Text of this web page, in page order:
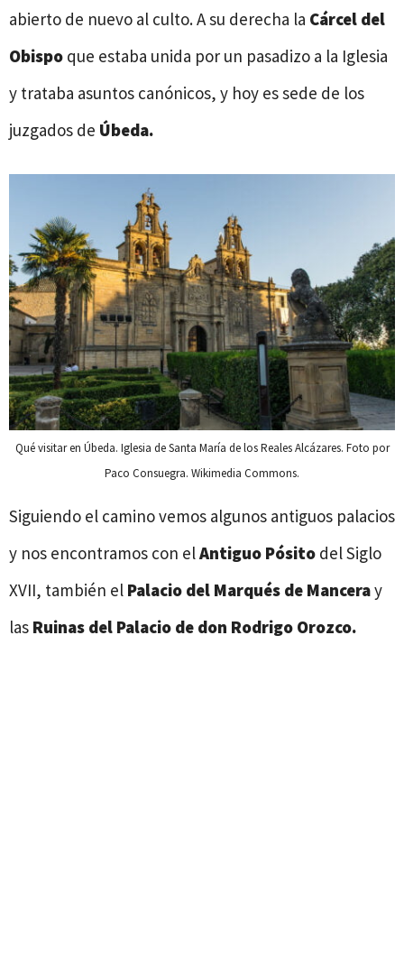
abierto de nuevo al culto. A su derecha la Cárcel del
Obispo que estaba unida por un pasadizo a la Iglesia
y trataba asuntos canónicos, y hoy es sede de los
juzgados de Úbeda.
Qué visitar en Úbeda. Iglesia de Santa María de los Reales Alcázares. Foto por
Paco Consuegra. Wikimedia Commons.
Siguiendo el camino vemos algunos antiguos palacios
y nos encontramos con elAntiguo Pósito del Siglo
XVII, también el Palacio del Marqués de Manceray
las Ruinas del Palacio de don Rodrigo Orozco.